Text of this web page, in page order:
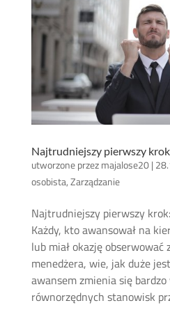
Najtrudniejszy pierwszy
utworzone przezmajalose20|
osobista,Zarządzanie
Najtrudniejszy pierwszy
Każdy, kto awansował na
lub miał okazję obserwować
menedżera, wie, jak duże
awansem zmienia się
równorzędnych stanowisk